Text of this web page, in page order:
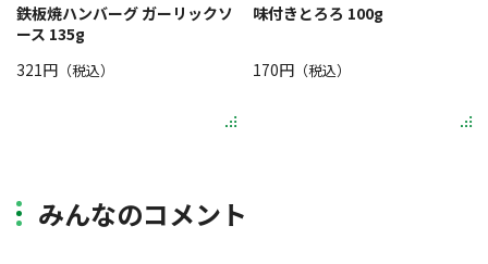
鉄板焼ハンバーグ ガーリックソ
ース 135g
321円 （税込）
味付きとろろ 100g
170円（税込）
みんなのコメント